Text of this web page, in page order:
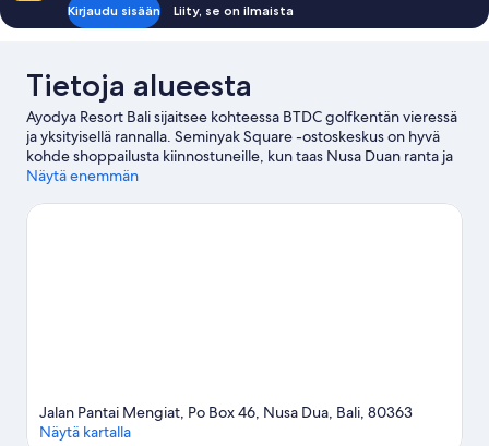
Kirjaudu sisään Liity, se on ilmaista
Tietoja alueesta
Ayodya Resort Bali sijaitsee kohteessa BTDC golfkentän vieressä
ja yksityisellä rannalla. Seminyak Square -ostoskeskus on hyvä
kohde shoppailusta kiinnostuneille, kun taas Nusa Duan ranta ja
Waterblowin rantamuodostelma tarjoavat nähtävää
Wisnu Kencanan kulttuuripuisto ovat kaksi muuta paikkaa, joissa
Näytä enemmän
Jalan Pantai Mengiat, Po Box 46, Nusa Dua, Bali, 80363
Näytä kartalla